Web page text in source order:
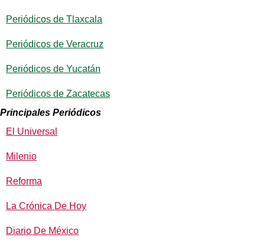
Periódicos de Tlaxcala
Periódicos de Veracruz
Periódicos de Yucatán
Periódicos de Zacatecas
Principales Periódicos
El Universal
Milenio
Reforma
La Crónica De Hoy
Diario De México